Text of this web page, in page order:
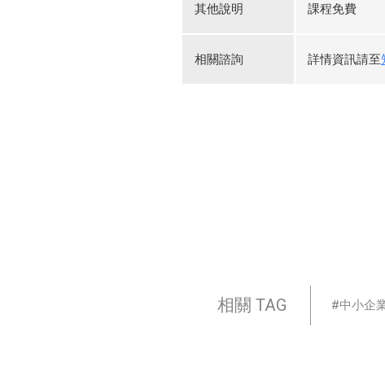
其他說明 課程免費
相關諮詢 詳情資訊請至
相關 TAG 中小企